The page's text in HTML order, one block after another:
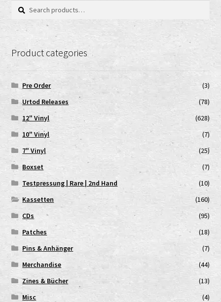
Search
for:
Search
Product categories
Pre Order
(3)
Urtod Releases
(78)
12" Vinyl
(628)
10" Vinyl
(7)
7" Vinyl
(25)
Boxset
(7)
Testpressung | Rare | 2nd Hand
(10)
Kassetten
(160)
CDs
(95)
Patches
(18)
Pins & Anhänger
(7)
Merchandise
(44)
Zines & Bücher
(13)
Misc
(4)